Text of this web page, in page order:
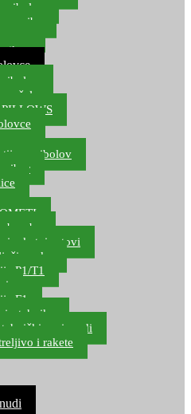
ribolov
ribe
za ribolov
bombe
i raketni setovi
zvuka
P1/T1
F1
proizvodi
i rakete